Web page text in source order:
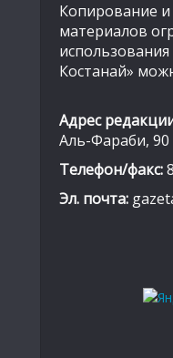
Копирование и
материалов
Костанай»
Адрес
Аль-Фараби, 90
Телефон/факс:
Эл. почта: